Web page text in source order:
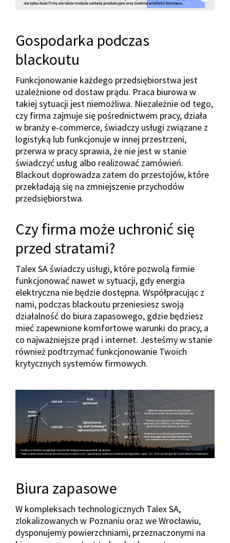
Gospodarka podczas
blackoutu
Funkcjonowanie każdego przedsiębiorstwa jest
uzależnione od dostaw prądu. Praca biurowa w
takiej sytuacji jest niemożliwa. Niezależnie od tego,
czy firma zajmuje się pośrednictwem pracy, działa
w branży e-commerce, świadczy usługi związane z
logistyką lub funkcjonuje w innej przestrzeni,
przerwa w pracy sprawia, że nie jest w stanie
świadczyć usług albo realizować zamówień.
Blackout doprowadza zatem do przestojów, które
przekładają się na zmniejszenie przychodów
przedsiębiorstwa.
Czy firma może uchronić się
przed stratami?
Talex SA świadczy usługi, które pozwolą firmie
funkcjonować nawet w sytuacji, gdy energia
elektryczna nie będzie dostępna. Współpracując z
nami, podczas blackoutu przeniesiesz swoją
działalność do biura zapasowego, gdzie będziesz
mieć zapewnione komfortowe warunki do pracy, a
co najważniejsze prąd i internet. Jesteśmy w stanie
również podtrzymać funkcjonowanie Twoich
krytycznych systemów firmowych.
Biura zapasowe
W kompleksach technologicznych Talex SA,
zlokalizowanych w Poznaniu oraz we Wrocławiu,
dysponujemy powierzchniami, przeznaczonymi na